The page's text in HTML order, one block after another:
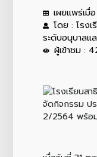
เผยแพร่เมื่
โดย : โรงเ
ระดับอนุบาลแ
ผู้เข้าชม :